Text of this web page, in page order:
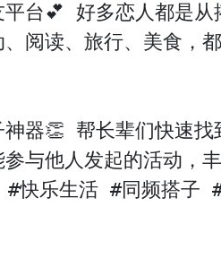
台💕 好多恋人都是
、阅读、旅行、美食
器👏 帮长辈们快速
与他人发起的活动，
快乐生活 #同频搭子